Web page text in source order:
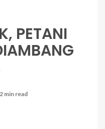
PETANI
2 min read